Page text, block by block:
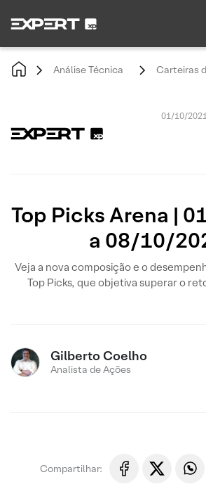
Análise Técnica Carteiras
01/10/
Top Picks Arena |
a 08/10/
Veja a nova composição e o
Top Picks, que objetiva superar o
Gilberto Coelho
Analista de Ações
Compartilhar: